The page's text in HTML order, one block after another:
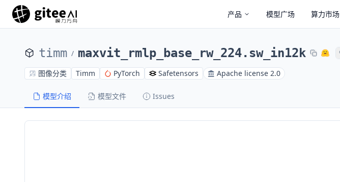
产品 模型广场 算力市场
timm / maxvit_rmlp_base_rw_224.sw_in12k
图像分类 Timm PyTorch Safetensors Apache license 2.0
模型介绍 模型文件 Issues